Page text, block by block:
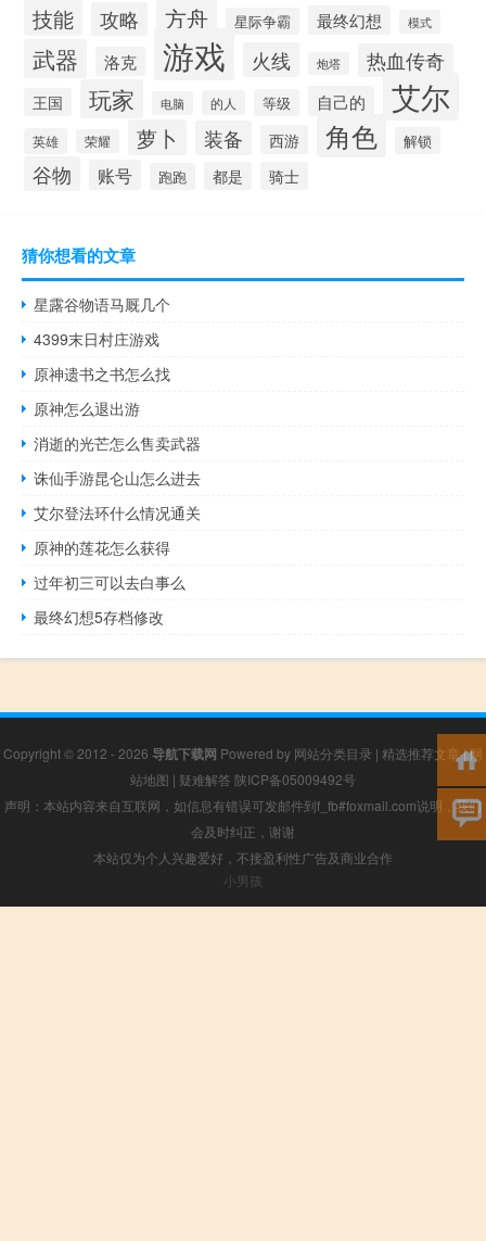
技能 攻略 方舟 星际争霸 最终幻想 模式
武器 洛克 游戏 火线 炮塔 热血传奇
王国 玩家 电脑 的人 等级 自己的 艾尔
英雄 荣耀 萝卜 装备 西游 角色 解锁
谷物 账号 跑跑 都是 骑士
猜你想看的文章
星露谷物语马厩几个
4399末日村庄游戏
原神遗书之书怎么找
原神怎么退出游
消逝的光芒怎么售卖武器
诛仙手游昆仑山怎么进去
艾尔登法环什么情况通关
原神的莲花怎么获得
过年初三可以去白事么
最终幻想5存档修改
Copyright © 2012 - 2026 导航下载网 Powered by 网站分类目录 | 精选推荐文章|网
站地图 | 疑难解答 陕ICP备05009492号
声明：本站内容来自互联网，如信息有错误可发邮件到f_fb#foxmail.com说明，我们
会及时纠正，谢谢
本站仅为个人兴趣爱好，不接盈利性广告及商业合作
小男孩